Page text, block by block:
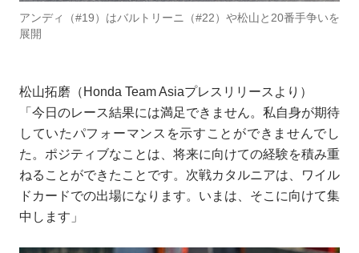
アンディ（#19）はバルトリーニ（#22）や松山と20番手争いを
展開
松山拓磨（Honda Team Asiaプレスリリースより）
「今日のレース結果には満足できません。私自身が期待
していたパフォーマンスを示すことができませんでし
た。ポジティブなことは、将来に向けての経験を積み重
ねることができたことです。次戦カタルニアは、ワイル
ドカードでの出場になります。いまは、そこに向けて集
中します」